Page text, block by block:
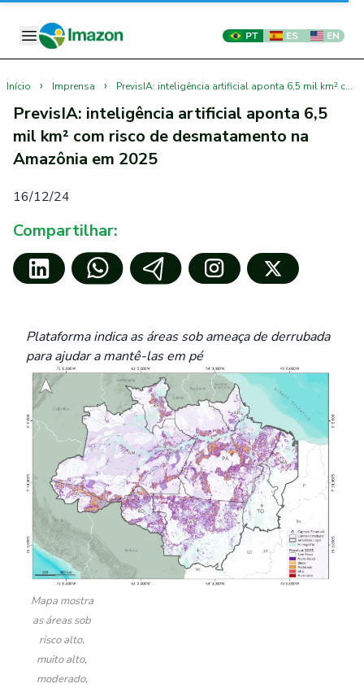
PT ES EN
Início › Imprensa › PrevisIA: inteligência artificial aponta 6,5 mil km² com risco de desmatamento na Amazônia em 2025
PrevisIA: inteligência artificial aponta 6,5
mil km² com risco de desmatamento na
Amazônia em 2025
16/12/24
Compartilhar:
Plataforma indica as áreas sob ameaça de derrubada
para ajudar a mantê-las em pé
Mapa mostra
as áreas sob
risco alto,
muito alto,
moderado,